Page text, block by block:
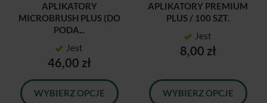
APLIKATORY
MICROBRUSH PLUS (DO
PODA...
Jest
46,00 zł
WYBIERZ OPCJE
APLIKATORY PREMIUM
PLUS / 100 SZT.
Jest
8,00 zł
WYBIERZ OPCJE